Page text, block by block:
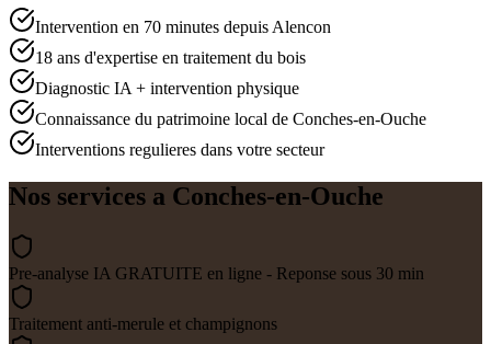
Intervention en 70 minutes depuis Alencon
18 ans d'expertise en traitement du bois
Diagnostic IA + intervention physique
Connaissance du patrimoine local de Conches-en-Ouche
Interventions regulieres dans votre secteur
Nos services a Conches-en-Ouche
Pre-analyse IA GRATUITE en ligne - Reponse sous 30 min
Traitement anti-merule et champignons